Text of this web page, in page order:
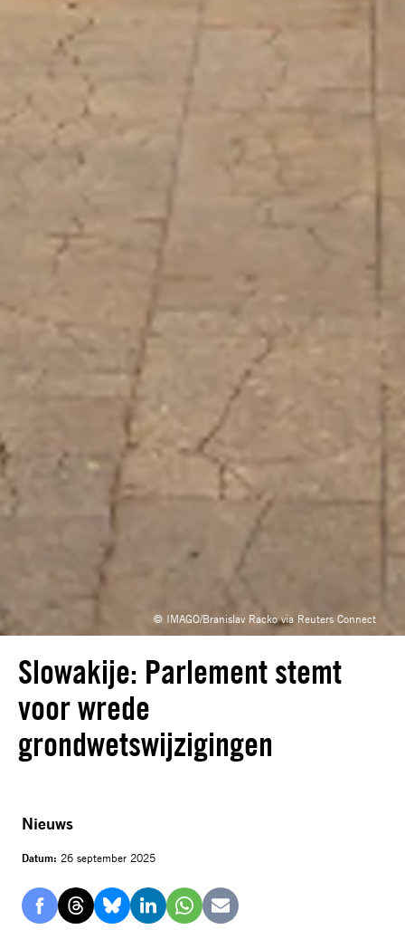
© IMAGO/Branislav Racko via Reuters Connect
Nieuws
Datum: 26 september 2025
DelenDelenDelenDelenDelenDelen
Slowakije: Parlement stemt
voor wrede
grondwetswijzigingen